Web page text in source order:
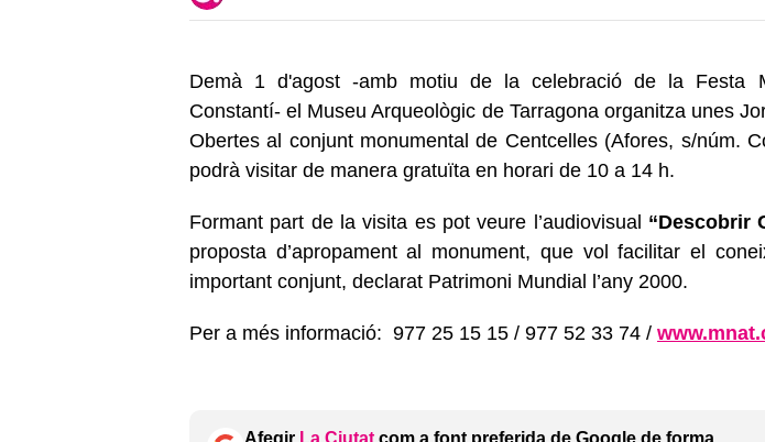
Demà 1 d'agost -amb motiu de la celebració de la Festa
Constantí- el Museu Arqueològic de Tarragona organitza unes
Obertes al conjunt monumental de Centcelles (Afores, s/núm.
podrà visitar de manera gratuïta en horari de 10 a 14 h.
Formant part de la visita es pot veure l’audiovisual “Descobrir
proposta d’apropament al monument, que vol facilitar el
important conjunt, declarat Patrimoni Mundial l’any 2000.
Per a més informació: 977 25 15 15 / 977 52 33 74 /
Afegir La Ciutat com a font preferida de Google de forma